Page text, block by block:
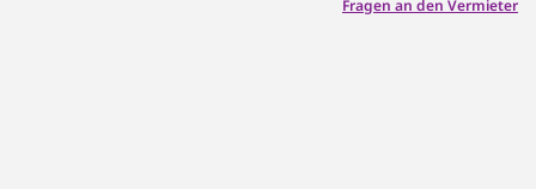
Fragen an den Vermieter